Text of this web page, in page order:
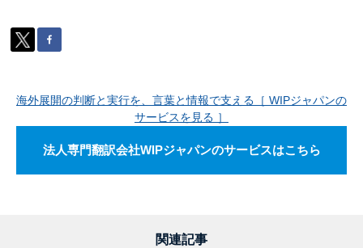
海外展開の判断と実行を、言葉と情報で支える［ WIPジャパンの
サービスを見る ］
法人専門翻訳会社WIPジャパンのサービスはこちら
関連記事